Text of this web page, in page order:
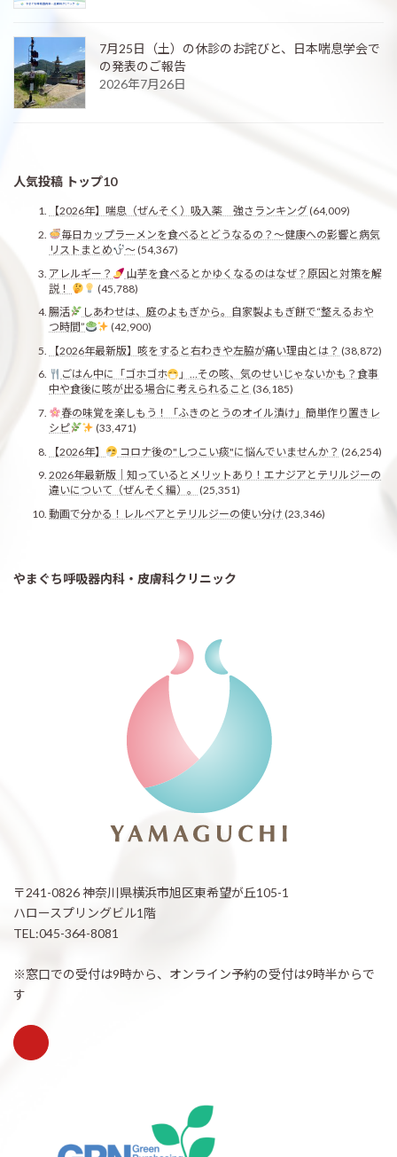
7月25日（土）の休診のお詫びと、日本喘息学会で
の発表のご報告
2026年7月26日
人気投稿 トップ10
【2026年】喘息（ぜんそく）吸入薬 強さランキング(64,009)
毎日カップラーメンを食べるとどうなるの？〜健康への影響と病気
リストまとめ
〜(54,367)
アレルギー？
山芋を食べるとかゆくなるのはなぜ？原因と対策を解
説！
(45,788)
腸活
しあわせは、庭のよもぎから。自家製よもぎ餅で“整えるおや
つ時間”
(42,900)
【2026年最新版】咳をすると右わきや左脇が痛い理由とは？ (38,872)
ごはん中に「ゴホゴホ
」…その咳、気のせいじゃないかも？食事
中や食後に咳が出る場合に考えられること (36,185)
春の味覚を楽しもう！「ふきのとうのオイル漬け」簡単作り置きレ
シピ
(33,471)
【2026年】
コロナ後の"しつこい痰"に悩んでいませんか？ (26,254)
2026年最新版｜知っているとメリットあり！エナジアとテリルジーの
違いについて（ぜんそく編）。
(25,351)
動画で分かる！レルベアとテリルジーの使い分け (23,346)
やまぐち呼吸器内科・皮膚科クリニック
〒241-0826 神奈川県横浜市旭区東希望が丘105-1
ハロースプリングビル1階
TEL:045-364-8081
※窓口での受付は9時から、オンライン予約の受付は9時半からで
す